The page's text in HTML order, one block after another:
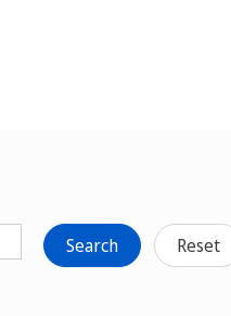
Search Reset